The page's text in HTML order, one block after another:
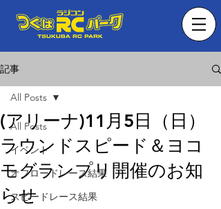
記事
All Posts
イベント
オフロードレース結果
スピードレース結果
All Posts
(アリーナ)11月5日（日）
ラウンドスピード＆ヨコ
モグランプリ開催のお知
らせ